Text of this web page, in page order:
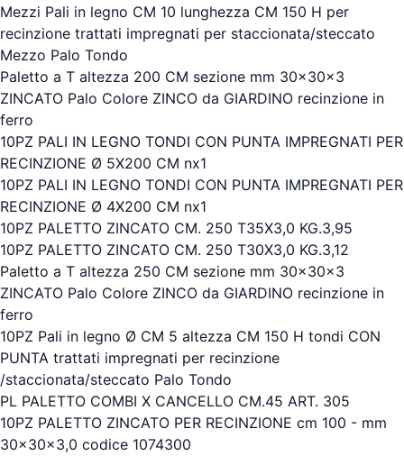
Mezzi Pali in legno CM 10 lunghezza CM 150 H per
recinzione trattati impregnati per staccionata/steccato
Mezzo Palo Tondo
Paletto a T altezza 200 CM sezione mm 30x30x3
ZINCATO Palo Colore ZINCO da GIARDINO recinzione in
ferro
10PZ PALI IN LEGNO TONDI CON PUNTA IMPREGNATI PER
RECINZIONE Ø 5X200 CM nx1
10PZ PALI IN LEGNO TONDI CON PUNTA IMPREGNATI PER
RECINZIONE Ø 4X200 CM nx1
10PZ PALETTO ZINCATO CM. 250 T35X3,0 KG.3,95
10PZ PALETTO ZINCATO CM. 250 T30X3,0 KG.3,12
Paletto a T altezza 250 CM sezione mm 30x30x3
ZINCATO Palo Colore ZINCO da GIARDINO recinzione in
ferro
10PZ Pali in legno Ø CM 5 altezza CM 150 H tondi CON
PUNTA trattati impregnati per recinzione
/staccionata/steccato Palo Tondo
PL PALETTO COMBI X CANCELLO CM.45 ART. 305
10PZ PALETTO ZINCATO PER RECINZIONE cm 100 - mm
30x30x3,0 codice 1074300